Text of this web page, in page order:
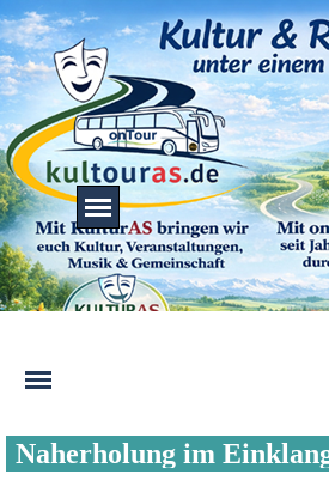
Direkt zum Seiteninhalt
Menü überspringen
Menü überspringen
Naherholung im